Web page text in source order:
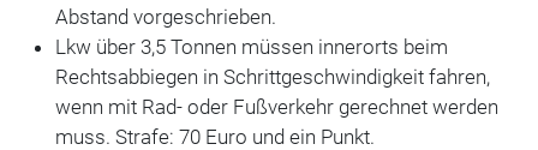
Abstand vorgeschrieben.
Lkw über 3,5 Tonnen müssen innerorts beim
Rechtsabbiegen in Schrittgeschwindigkeit fahren,
wenn mit Rad- oder Fußverkehr gerechnet werden
muss. Strafe: 70 Euro und ein Punkt.